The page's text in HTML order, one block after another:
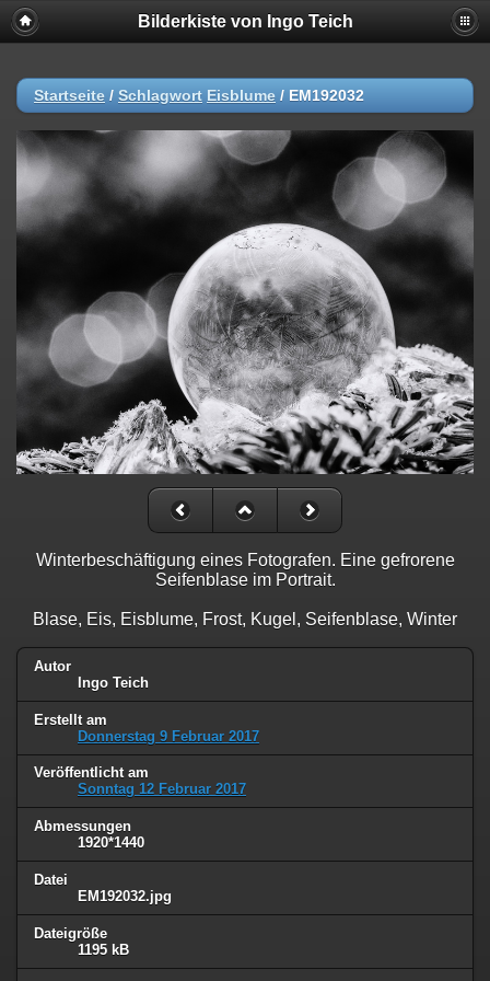
Bilderkiste von Ingo Teich
Startseite / Schlagwort Eisblume / EM192032
Winterbeschäftigung eines Fotografen. Eine gefrorene
Seifenblase im Portrait.
Blase, Eis, Eisblume, Frost, Kugel, Seifenblase, Winter
Autor
Ingo Teich
Erstellt am
Donnerstag 9 Februar 2017
Veröffentlicht am
Sonntag 12 Februar 2017
Abmessungen
1920*1440
Datei
EM192032.jpg
Dateigröße
1195 kB